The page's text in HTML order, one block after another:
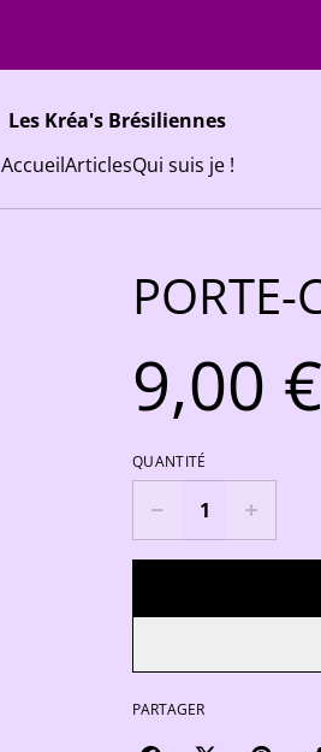
Les Kréa's Brésiliennes
AccueilArticlesQui suis je !
PORTE-
9,00 €
QUANTITÉ
PARTAGER